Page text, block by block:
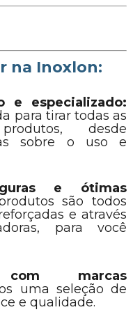
na Inoxlon:
e especializado:
para tirar todas as
desde
sobre o uso e
e ótimas
são todos
e através
para você
marcas
uma seleção de
e qualidade.